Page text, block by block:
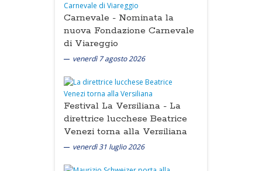
Carnevale - Nominata la
nuova Fondazione Carnevale
di Viareggio
venerdì 7 agosto 2026
Festival La Versiliana - La
direttrice lucchese Beatrice
Venezi torna alla Versiliana
venerdì 31 luglio 2026